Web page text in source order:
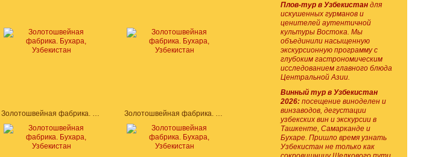
Золотошвейная фабрика. Бухара, Узбекистан Золотошвейная фабрика. Бухара, Узбекистан
Плов-тур в Узбекистан для
искушенных гурманов и
ценителей аутентичной
культуры Востока. Мы
объединили насыщенную
экскурсионную программу с
глубоким гастрономическим
исследованием главного блюда
Центральной Азии.
Винный тур в Узбекистан
2026: посещение виноделен и
винзаводов, дегустации
узбекских вин и экскурсии в
Ташкенте, Самарканде и
Бухаре. Пришло время узнать
Узбекистан не только как